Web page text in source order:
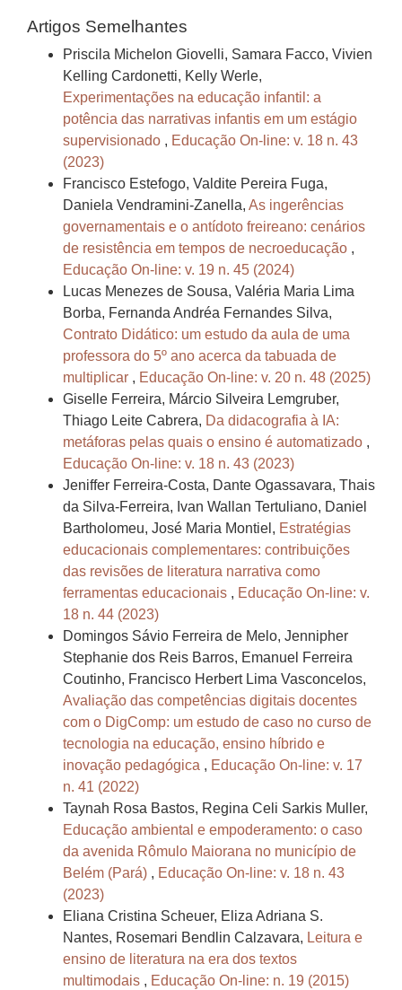
Artigos Semelhantes
Priscila Michelon Giovelli, Samara Facco, Vivien
Kelling Cardonetti, Kelly Werle,
Experimentações na educação infantil: a
potência das narrativas infantis em um estágio
supervisionado , Educação On-line: v. 18 n. 43
(2023)
Francisco Estefogo, Valdite Pereira Fuga,
Daniela Vendramini-Zanella, As ingerências
governamentais e o antídoto freireano: cenários
de resistência em tempos de necroeducação ,
Educação On-line: v. 19 n. 45 (2024)
Lucas Menezes de Sousa, Valéria Maria Lima
Borba, Fernanda Andréa Fernandes Silva,
Contrato Didático: um estudo da aula de uma
professora do 5º ano acerca da tabuada de
multiplicar , Educação On-line: v. 20 n. 48 (2025)
Giselle Ferreira, Márcio Silveira Lemgruber,
Thiago Leite Cabrera, Da didacografia à IA:
metáforas pelas quais o ensino é automatizado ,
Educação On-line: v. 18 n. 43 (2023)
Jeniffer Ferreira-Costa, Dante Ogassavara, Thais
da Silva-Ferreira, Ivan Wallan Tertuliano, Daniel
Bartholomeu, José Maria Montiel, Estratégias
educacionais complementares: contribuições
das revisões de literatura narrativa como
ferramentas educacionais , Educação On-line: v.
18 n. 44 (2023)
Domingos Sávio Ferreira de Melo, Jennipher
Stephanie dos Reis Barros, Emanuel Ferreira
Coutinho, Francisco Herbert Lima Vasconcelos,
Avaliação das competências digitais docentes
com o DigComp: um estudo de caso no curso de
tecnologia na educação, ensino híbrido e
inovação pedagógica , Educação On-line: v. 17
n. 41 (2022)
Taynah Rosa Bastos, Regina Celi Sarkis Muller,
Educação ambiental e empoderamento: o caso
da avenida Rômulo Maiorana no município de
Belém (Pará) , Educação On-line: v. 18 n. 43
(2023)
Eliana Cristina Scheuer, Eliza Adriana S.
Nantes, Rosemari Bendlin Calzavara, Leitura e
ensino de literatura na era dos textos
multimodais , Educação On-line: n. 19 (2015)